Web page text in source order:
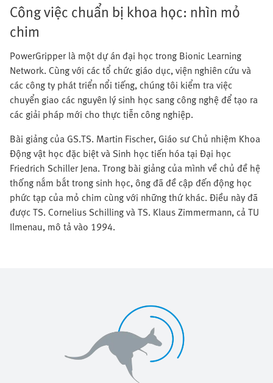
Công việc chuẩn bị khoa học: nhìn mỏ
chim
PowerGripper là một dự án đại học trong Bionic Learning
Network. Cùng với các tổ chức giáo dục, viện nghiên cứu và
các công ty phát triển nổi tiếng, chúng tôi kiểm tra việc
chuyển giao các nguyên lý sinh học sang công nghệ để tạo ra
các giải pháp mới cho thực tiễn công nghiệp.
Bài giảng của GS.TS. Martin Fischer, Giáo sư Chủ nhiệm Khoa
Động vật học đặc biệt và Sinh học tiến hóa tại Đại học
Friedrich Schiller Jena. Trong bài giảng của mình về chủ đề hệ
thống nắm bắt trong sinh học, ông đã đề cập đến động học
phức tạp của mỏ chim cùng với những thứ khác. Điều này đã
được TS. Cornelius Schilling và TS. Klaus Zimmermann, cả TU
Ilmenau, mô tả vào 1994.